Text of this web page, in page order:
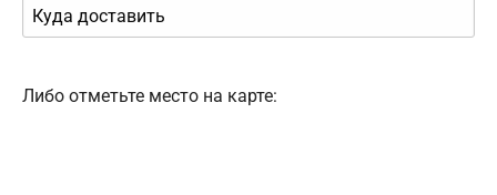
Либо отметьте место на карте: